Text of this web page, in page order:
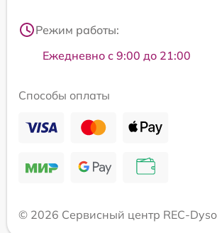
Режим работы:
Ежедневно с 9:00 до 21:00
Способы оплаты
© 2026 Сервисный центр REC-